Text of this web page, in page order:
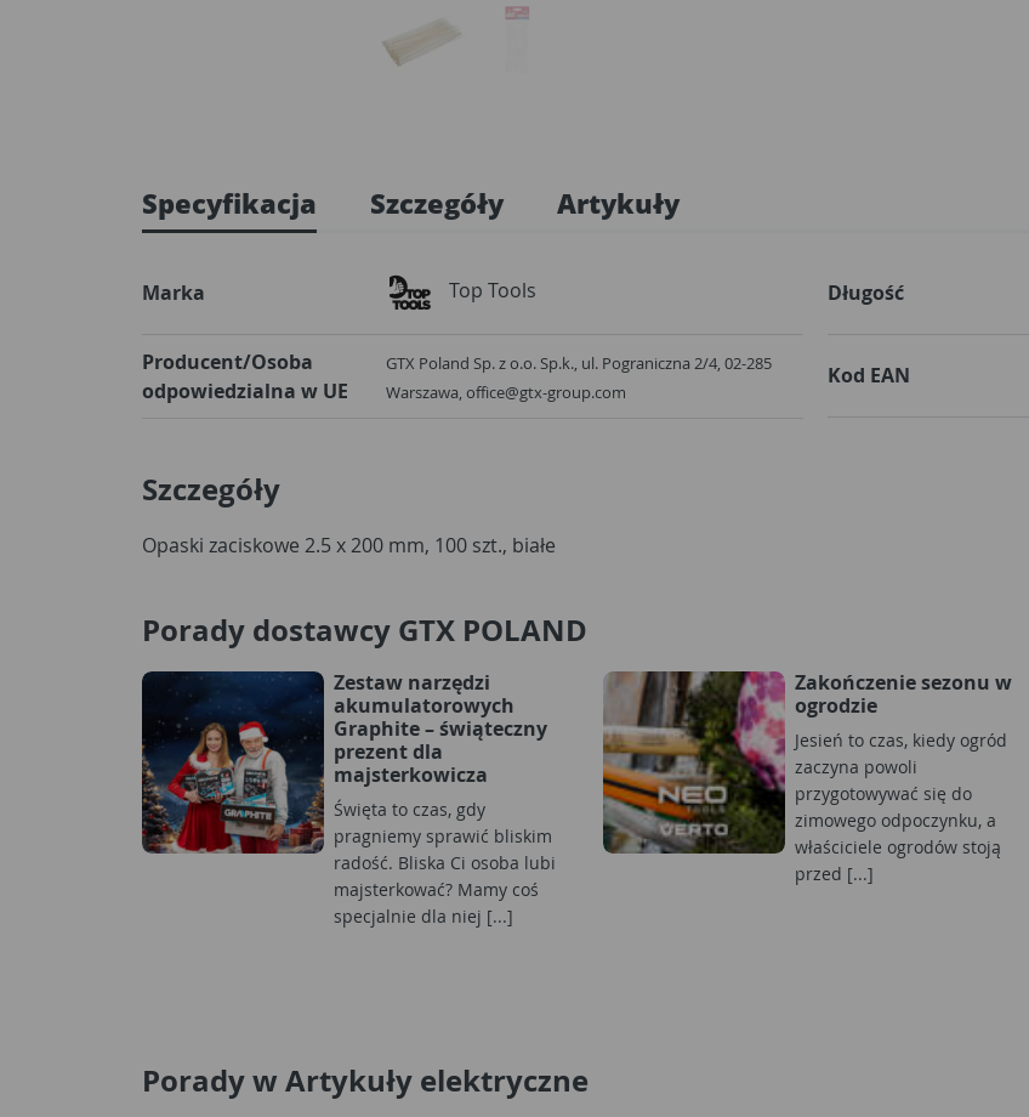
Specyfikacja Szczegóły Artykuły
Marka Top Tools
Producent/Osoba
odpowiedzialna w UE
GTX Poland Sp. z o.o. Sp.k., ul. Pograniczna 2/4, 02-285
Warszawa, office@gtx-group.com
Długość
Kod EAN
Szczegóły
Opaski zaciskowe 2.5 x 200 mm, 100 szt., białe
Porady dostawcy GTX POLAND
Zestaw narzędzi
akumulatorowych
Graphite – świąteczny
prezent dla
majsterkowicza
Święta to czas, gdy
pragniemy sprawić bliskim
radość. Bliska Ci osoba lubi
majsterkować? Mamy coś
specjalnie dla niej [...]
Zakończenie sezonu w
ogrodzie
Jesień to czas, kiedy ogród
zaczyna powoli
przygotowywać się do
zimowego odpoczynku, a
właściciele ogrodów stoją
przed [...]
Porady w Artykuły elektryczne